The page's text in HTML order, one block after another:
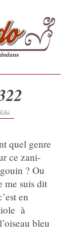
quel genre
ce zani-
? Ou
me suis dit
en
à
bleu